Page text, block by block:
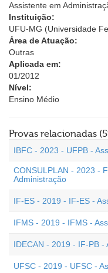
Assistente em
Instituição:
UFU-MG (Universidade
Área de Atuação:
Outras
Aplicada em:
01/2012
Nível:
Ensino Médio
Provas relacionadas
IBFC - 2023 - UFPB -
CONSULPLAN - 2023 -
Administração
IF-ES - 2019 - IF-ES -
IFMS - 2019 - IFMS -
IDECAN - 2019 - IF-PB -
UFSC - 2019 - UFSC -